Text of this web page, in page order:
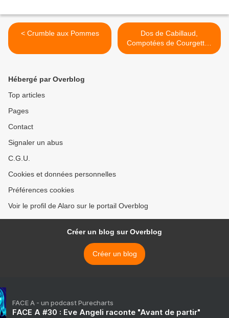
< Crumble aux Pommes
Dos de Cabillaud,
Compotées de Courgettes
et Tomates & Chips de
Hébergé par Overblog
Top articles
Pages
Contact
Signaler un abus
C.G.U.
Cookies et données personnelles
Préférences cookies
Voir le profil de Alaro sur le portail Overblog
Créer un blog sur Overblog
Créer un blog
FACE A - un podcast Purecharts
FACE A #30 : Eve Angeli raconte "Avant de partir"